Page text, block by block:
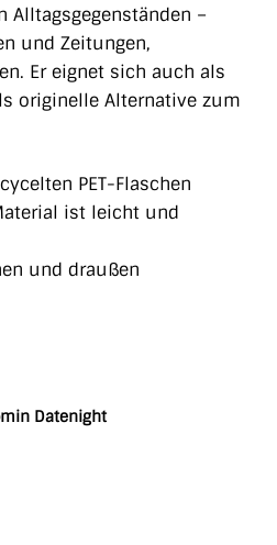
Alltagsgegenständen –
und Zeitungen,
Er eignet sich auch als
originelle Alternative zum
PET-Flaschen
ist leicht und
und draußen
Datenight